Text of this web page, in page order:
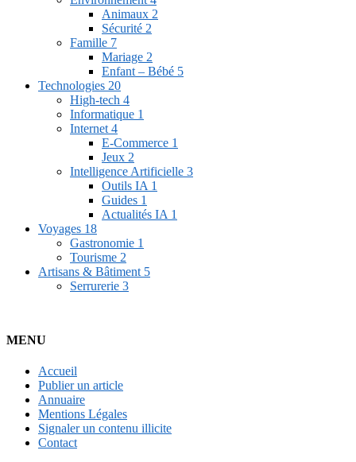
Animaux 2
Sécurité 2
Famille 7
Mariage 2
Enfant – Bébé 5
Technologies 20
High-tech 4
Informatique 1
Internet 4
E-Commerce 1
Jeux 2
Intelligence Artificielle 3
Outils IA 1
Guides 1
Actualités IA 1
Voyages 18
Gastronomie 1
Tourisme 2
Artisans & Bâtiment 5
Serrurerie 3
MENU
Accueil
Publier un article
Annuaire
Mentions Légales
Signaler un contenu illicite
Contact